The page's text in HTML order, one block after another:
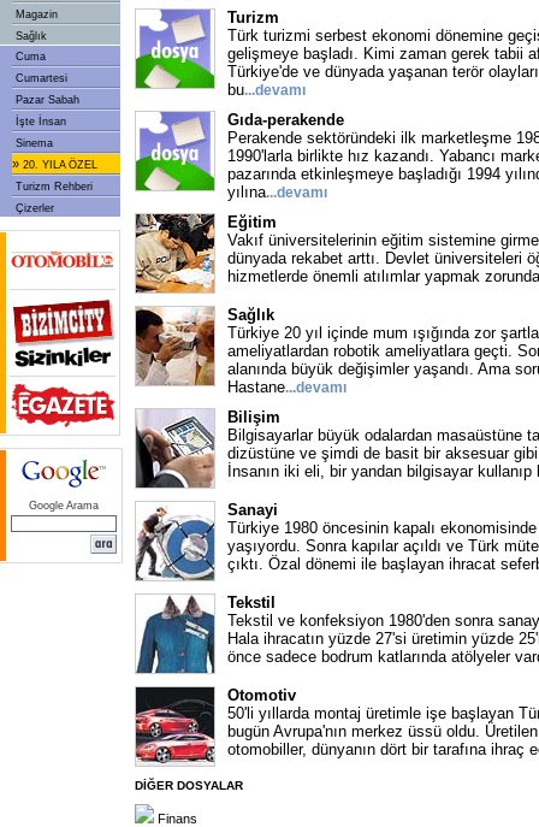
Magazin
Sağlık
Cuma
Cumartesi
Pazar Sabah
İşte İnsan
Sinema
» 20. YILA ÖZEL
Turizm Rehberi
Çizerler
Google Arama
Turizm
Türk turizmi serbest ekonomi dönemine
gelişmeye başladı. Kimi zaman gerek tabii
Türkiye'de ve dünyada yaşanan terör
bu...devamı
Gıda-perakende
Perakende sektöründeki ilk marketleşme
1990'larla birlikte hız kazandı. Yabancı
pazarında etkinleşmeye başladığı 1994
yılına...devamı
Eğitim
Vakıf üniversitelerinin eğitim sistemine
dünyada rekabet arttı. Devlet üniversiteleri
hizmetlerde önemli atılımlar yapmak zorunda
Sağlık
Türkiye 20 yıl içinde mum ışığında zor
ameliyatlardan robotik ameliyatlara geçti.
alanında büyük değişimler yaşandı. Ama
Hastane...devamı
Bilişim
Bilgisayarlar büyük odalardan masaüstüne
dizüstüne ve şimdi de basit bir aksesuar
İnsanın iki eli, bir yandan bilgisayar kullanıp
Sanayi
Türkiye 1980 öncesinin kapalı
yaşıyordu. Sonra kapılar açıldı ve Türk
çıktı. Özal dönemi ile başlayan ihracat
Tekstil
Tekstil ve konfeksiyon 1980'den sonra
Hala ihracatın yüzde 27'si üretimin yüzde
önce sadece bodrum katlarında atölyeler
Otomotiv
50'li yıllarda montaj üretimle işe başlayan
bugün Avrupa'nın merkez üssü oldu.
otomobiller, dünyanın dört bir tarafına ihraç
DİĞER DOSYALAR
Finans